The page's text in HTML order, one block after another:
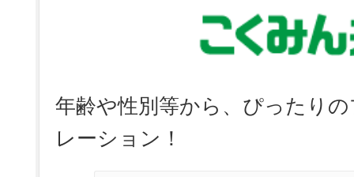
年齢や性別等から、ぴったり
レーション！